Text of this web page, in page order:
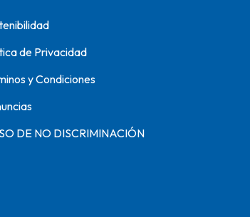
de Privacidad
y Condiciones
DE NO DISCRIMINACIÓN